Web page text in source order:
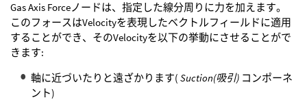
Gas Axis Forceノードは、指定した線分周りに力を加えます。
このフォースはVelocityを表現したベクトルフィールドに適用
することができ、そのVelocityを以下の挙動にさせることがで
きます:
軸に近づいたりと遠ざかります( Suction(吸引) コンポーネ
ント)